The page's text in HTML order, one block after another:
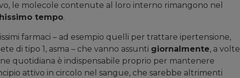
le molecole contenute al loro interno rimangono nel
tempo.
farmaci – ad esempio quelli per trattare ipertensione,
di tipo 1, asma – che vanno assunti giornalmente, a volte
quotidiana è indispensabile proprio per mantenere
attivo in circolo nel sangue, che sarebbe altrimenti